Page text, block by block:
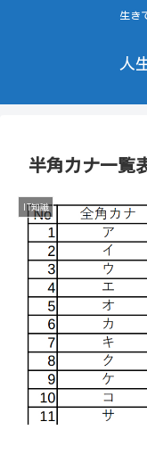
生き
人
半角カナ一覧
IT知識